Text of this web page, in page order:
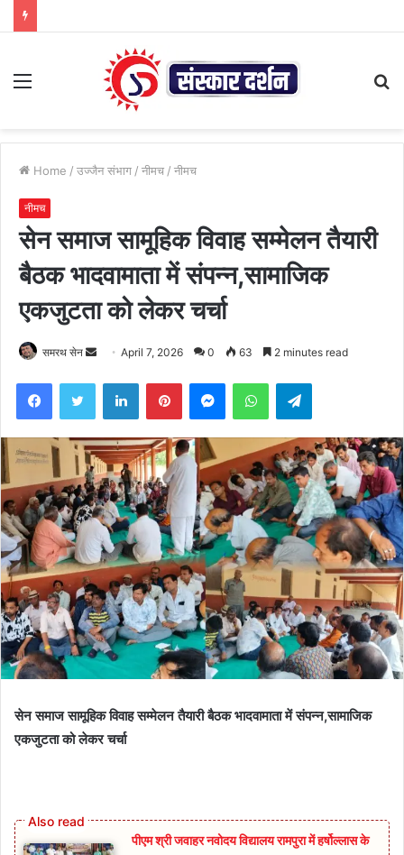
Menu
Home / उज्जैन संभाग / नीमच / नीमच
नीमच
सेन समाज सामूहिक विवाह सम्मेलन तैयारी
बैठक भादवामाता में संपन्न,सामाजिक
एकजुटता को लेकर चर्चा
समरथ सेन
Send
email
April 7, 2026 0 63 2 minutes read
FacebookTwitter LinkedInPinterestMessengerWhatsAppTelegram
सेन समाज सामूहिक विवाह सम्मेलन तैयारी बैठक भादवामाता में संपन्न,सामाजिक
एकजुटता को लेकर चर्चा
पीएम श्री जवाहर नवोदय विद्यालय रामपुरा में हर्षोल्लास के